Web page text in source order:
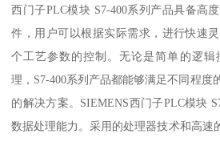
西门子PLC模块 S7-400系列产品具备高
件，用户可以根据实际需求，进行快速
个工艺参数的控制。无论是简单的逻辑
理，S7-400系列产品都能够满足不同程度
的解决方案。SIEMENS西门子PLC模块
数据处理能力。采用的处理器技术和高速